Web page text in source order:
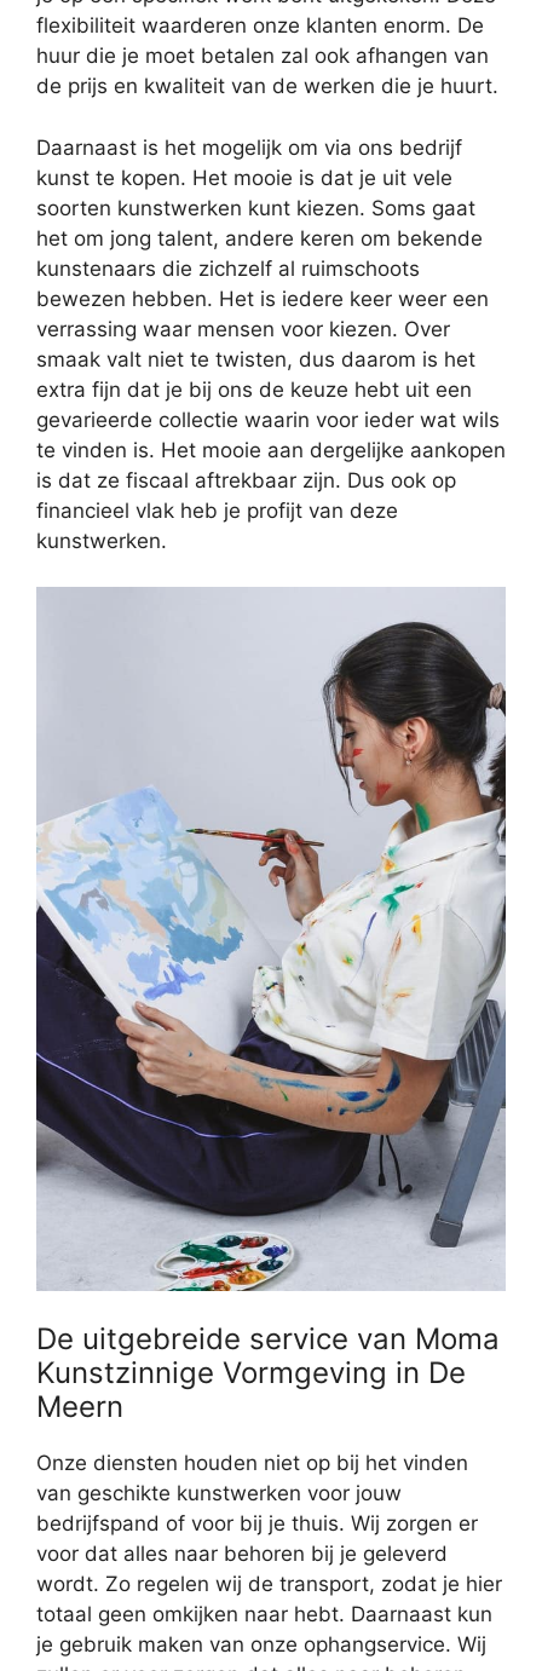
flexibiliteit waarderen onze klanten enorm. De
huur die je moet betalen zal ook afhangen van
de prijs en kwaliteit van de werken die je huurt.
Daarnaast is het mogelijk om via ons bedrijf
kunst te kopen. Het mooie is dat je uit vele
soorten kunstwerken kunt kiezen. Soms gaat
het om jong talent, andere keren om bekende
kunstenaars die zichzelf al ruimschoots
bewezen hebben. Het is iedere keer weer een
verrassing waar mensen voor kiezen. Over
smaak valt niet te twisten, dus daarom is het
extra fijn dat je bij ons de keuze hebt uit een
gevarieerde collectie waarin voor ieder wat wils
te vinden is. Het mooie aan dergelijke aankopen
is dat ze fiscaal aftrekbaar zijn. Dus ook op
financieel vlak heb je profijt van deze
kunstwerken.
De uitgebreide service van Moma
Kunstzinnige Vormgeving in De
Meern
Onze diensten houden niet op bij het vinden
van geschikte kunstwerken voor jouw
bedrijfspand of voor bij je thuis. Wij zorgen er
voor dat alles naar behoren bij je geleverd
wordt. Zo regelen wij de transport, zodat je hier
totaal geen omkijken naar hebt. Daarnaast kun
je gebruik maken van onze ophangservice. Wij